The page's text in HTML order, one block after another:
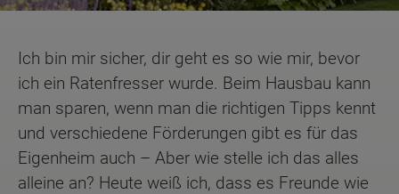
Ich bin mir sicher, dir geht es so wie mir, bevor
ich ein Ratenfresser wurde. Beim Hausbau kann
man sparen, wenn man die richtigen Tipps kennt
und verschiedene Förderungen gibt es für das
Eigenheim auch – Aber wie stelle ich das alles
alleine an? Heute weiß ich, dass es Freunde wie